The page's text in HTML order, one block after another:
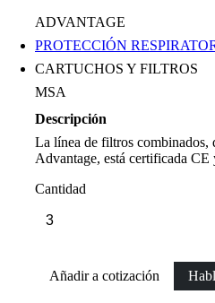
ADVANTAGE
PROTECCIÓN
CARTUCHOS Y FILTROS
MSA
Descripción
La línea de filtros
Advantage, está certificada
Cantidad
Añadir a cotización